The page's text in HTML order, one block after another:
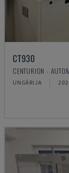
CT930
CENTURION -
UNGĀRIJA